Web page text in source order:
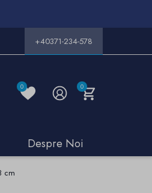
+40371-234-578
0 0
Despre Noi
cm